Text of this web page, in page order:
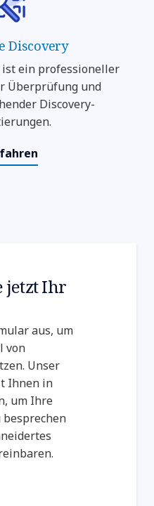
Discovery
ist ein professioneller
Überprüfung und
Discovery-
jetzt Ihr
aus, um
von
Unser
Ihnen in
um Ihre